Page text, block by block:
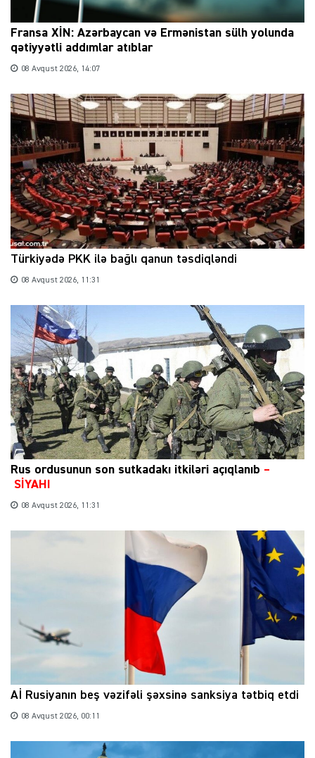
Fransa XİN: Azərbaycan və Ermənistan sülh yolunda
qətiyyətli addımlar atıblar
08 Avqust 2026, 14:07
Türkiyədə PKK ilə bağlı qanun təsdiqləndi
08 Avqust 2026, 11:31
Rus ordusunun son sutkadakı itkiləri açıqlanıb –
SİYAHI
08 Avqust 2026, 11:31
Aİ Rusiyanın beş vəzifəli şəxsinə sanksiya tətbiq etdi
08 Avqust 2026, 00:11